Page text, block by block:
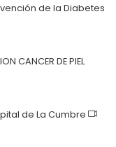
de la Diabetes
CANCER DE PIEL
de La Cumbre